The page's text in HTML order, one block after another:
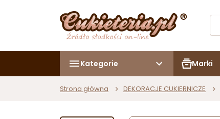
Kategorie Marki
Strona główna DEKORACJE CUKIERNICZE